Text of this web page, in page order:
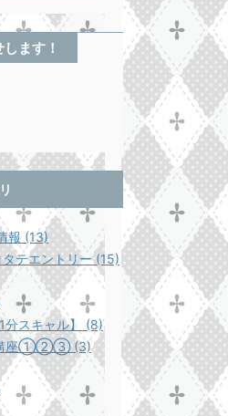
ます！
報 (13)
テエントリー (15)
分スキャル】 (8)
講座①②③ (3)